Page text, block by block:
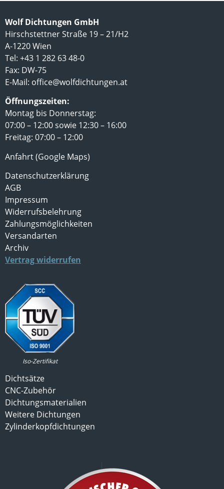
Wolf Dichtungen GmbH
Hirschstettner Straße 19 – 21/H2
A-1220 Wien
Tel: +43 1 282 63 48-0
Fax: DW-75
E-Mail: office@wolfdichtungen.at
Öffnungszeiten:
Montag bis Donnerstag:
07:00 – 12:00 sowie 12:30 – 16:00
Freitag: 07:00 – 12:00
Anfahrt (Google Maps)
Datenschutzerklärung
AGB
Impressum
Widerrufsbelehrung
Zahlungsmöglichkeiten
Versandarten
Archiv
Vertrag widerrufen
Iso-Zertifikat
Dichtsätze
CNC-Zubehör
Dichtungsmaterialien
Weitere Dichtungen
Zylinderkopfdichtungen